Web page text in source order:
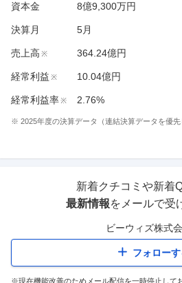
資本金 8億9,300万円
決算月 5月
売上高 ※ 364.24億円
経常利益 ※ 10.04億円
経常利益率※ 2.76%
※ 2025年度の決算データ（連結決算データを優先
新着クチコミや新着
最新情報をメールで受
ビーウィズ株式
フォローす
※現在機能改善のためメール配信を一時停止して